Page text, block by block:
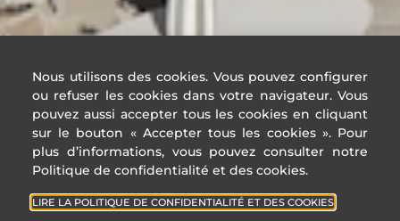
Nous utilisons des cookies. Vous pouvez configurer
ou refuser les cookies dans votre navigateur. Vous
pouvez aussi accepter tous les cookies en cliquant
sur le bouton « Accepter tous les cookies ». Pour
plus d’informations, vous pouvez consulter notre
Politique de confidentialité et des cookies.
LIRE LA POLITIQUE DE CONFIDENTIALITÉ ET DES COOKIES